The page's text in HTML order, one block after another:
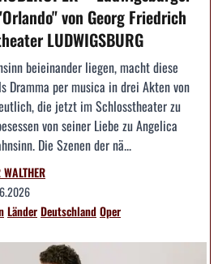
von Georg Friedrich
LUDWIGSBURG
beieinander liegen, macht diese
Dramma per musica in drei Akten von
die jetzt im Schlosstheater zu
von seiner Liebe zu Angelica
Die Szenen der nä...
LänderDeutschlandOper